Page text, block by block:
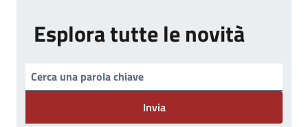
Esplora tutte le novità
Invia